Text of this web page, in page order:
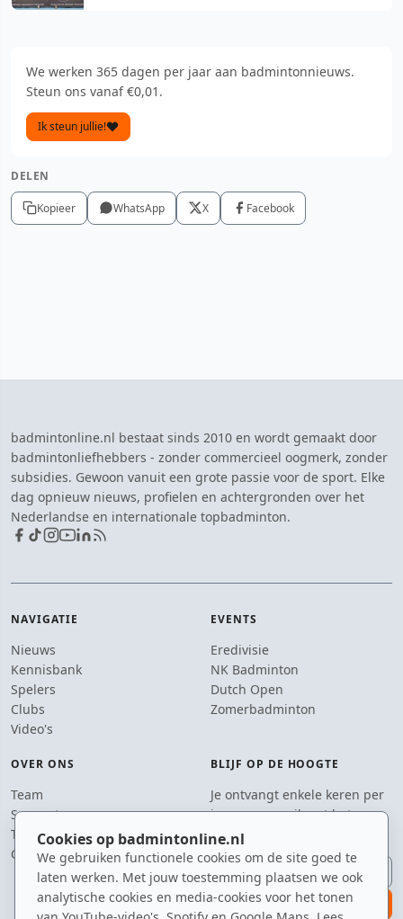
Cookies op badmintonline.nl
We gebruiken functionele cookies om de site goed te
laten werken. Met jouw toestemming plaatsen we ook
analytische cookies en media-cookies voor het tonen
We werken 365 dagen per jaar aan badmintonnieuws.
Steun ons vanaf €0,01.
Ik steun jullie!
DELEN
Kopieer WhatsApp X Facebook
badmintonline.nl bestaat sinds 2010 en wordt gemaakt door
badmintonliefhebbers - zonder commercieel oogmerk, zonder
subsidies. Gewoon vanuit een grote passie voor de sport. Elke
dag opnieuw nieuws, profielen en achtergronden over het
Nederlandse en internationale topbadminton.
NAVIGATIE
Nieuws
Kennisbank
Spelers
Clubs
Video's
EVENTS
Eredivisie
NK Badminton
Dutch Open
Zomerbadminton
OVER ONS
Team
Supporters
Tip de redactie
Contact
BLIJF OP DE HOOGTE
Je ontvangt enkele keren per
jaar een e-mail met het
laatste badmintonnieuws.
E-mailadres
aanmelden